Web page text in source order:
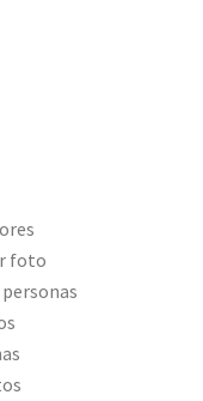
foto